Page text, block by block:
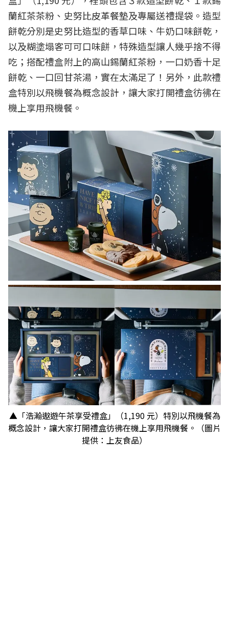
蘭紅茶茶粉、史努比皮革餐墊及專屬送禮提袋。造型
餅乾分別是史努比造型的香草口味、牛奶口味餅乾，
以及糊塗塌客可可口味餅，特殊造型讓人幾乎捨不得
吃；搭配禮盒附上的高山錫蘭紅茶粉，一口奶香十足
餅乾、一口回甘茶湯，實在太滿足了！另外，此款禮
盒特別以飛機餐為概念設計，讓大家打開禮盒彷彿在
機上享用飛機餐。
▲「浩瀚遨遊午茶享受禮盒」（1,190 元）特別以飛機餐為
概念設計，讓大家打開禮盒彷彿在機上享用飛機餐。（圖片
提供：上友食品）